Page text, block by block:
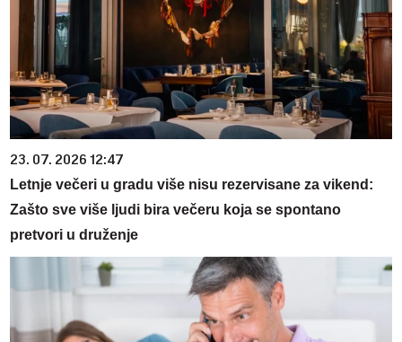
23. 07. 2026 12:47
Letnje večeri u gradu više nisu rezervisane za vikend:
Zašto sve više ljudi bira večeru koja se spontano
pretvori u druženje